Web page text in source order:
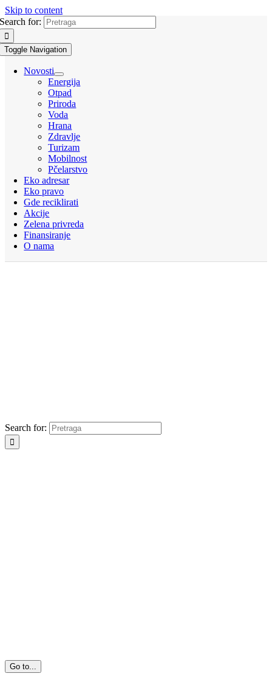
Skip to content
Search for:
Toggle Navigation
Novosti
Energija
Otpad
Priroda
Voda
Hrana
Zdravlje
Turizam
Mobilnost
Pčelarstvo
Eko adresar
Eko pravo
Gde reciklirati
Akcije
Zelena privreda
Finansiranje
O nama
Search for:
Go to...